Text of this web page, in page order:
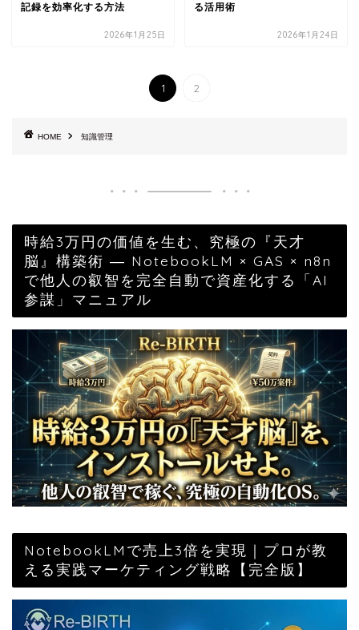
記録を効率化する方法
2026年1月25日
る活用術
2026年1月24日
1 2
HOME 知識管理
時給3万円の価値を生む、究極の『天才
脳』構築術 ― NotebookLM × GAS × n8n
で他人の叡智を完全自動で資産化する「AI
参謀」マニュアル
NotebookLMで売上3倍を実現｜プロが教
える実践マーケティング戦略【完全版】